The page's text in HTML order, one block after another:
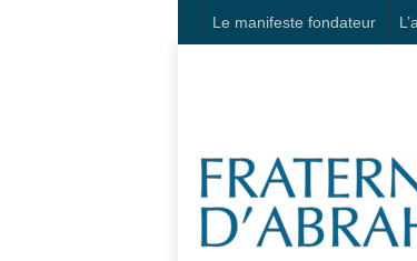
Le manifeste fondateur